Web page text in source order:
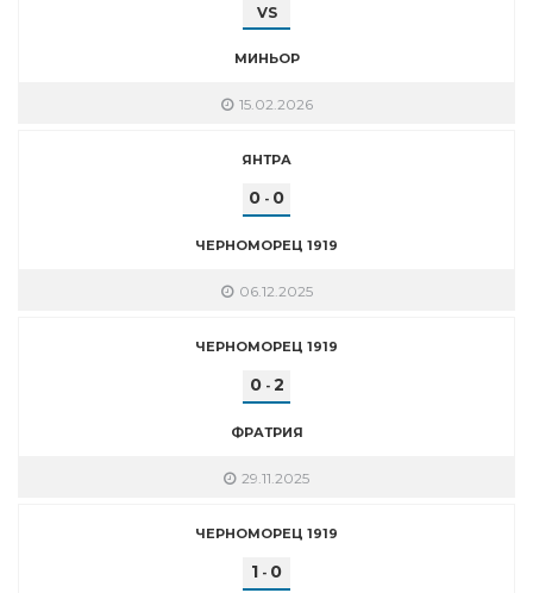
VS
МИНЬОР
15.02.2026
ЯНТРА
0 - 0
ЧЕРНОМОРЕЦ 1919
06.12.2025
ЧЕРНОМОРЕЦ 1919
0- 2
ФРАТРИЯ
29.11.2025
ЧЕРНОМОРЕЦ 1919
1 - 0